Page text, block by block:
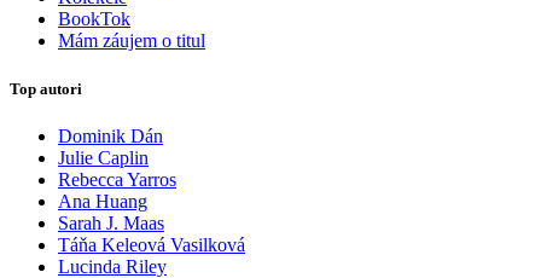
BookTok
Mám záujem o titul
Top autori
Dominik Dán
Julie Caplin
Rebecca Yarros
Ana Huang
Sarah J. Maas
Táňa Keleová Vasilková
Lucinda Riley